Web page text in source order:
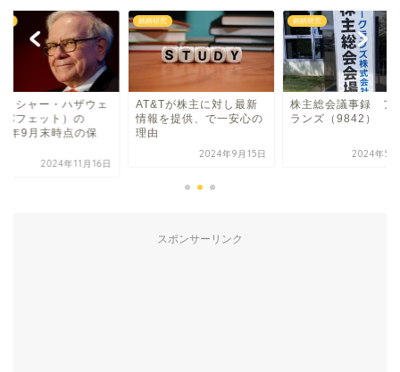
クシャー・ハザウェ
バフェット）の
年9月末時点の保
2024年11月16日
銘柄研究
AT&Tが株主に対し最新
情報を提供、で一安心の
理由
2024年9月15日
銘柄研究
株主総会議事録 ア
ランズ（9842）
2024年5
スポンサーリンク